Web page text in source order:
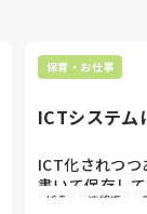
保育・お仕事
ICTシステ
ICT化されつつ
書いて保存し
ICT 連絡帳